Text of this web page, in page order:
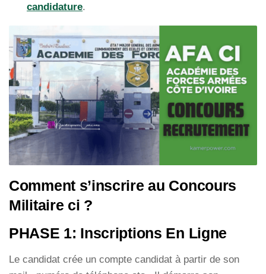
candidature.
Comment s’inscrire au Concours
Militaire ci ?
PHASE 1: Inscriptions En Ligne
Le candidat crée un compte candidat à partir de son